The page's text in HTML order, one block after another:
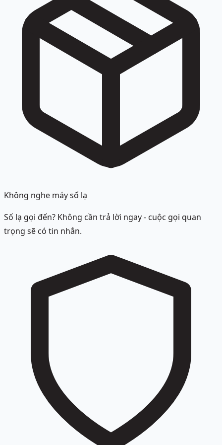
Không nghe máy số lạ
Số lạ gọi đến? Không cần trả lời ngay - cuộc gọi quan
trọng sẽ có tin nhắn.